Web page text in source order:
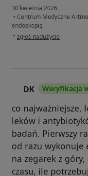
30 kwietnia 2026
• Centrum Medyczne
endoskopią
• w opinii użytkownika
zgłoś nadużycie
DK Weryfikacja
co najważniejsze,
leków i
badań. Pierwszy
od razu wykonuje
na zegarek z
czasu, ile